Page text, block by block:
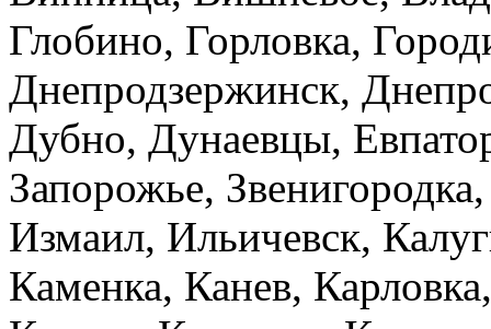
Глобино, Горловка,
Днепродзержинск,
Дубно, Дунаевцы,
Запорожье,
Измаил, Ильичевск,
Каменка, Канев,